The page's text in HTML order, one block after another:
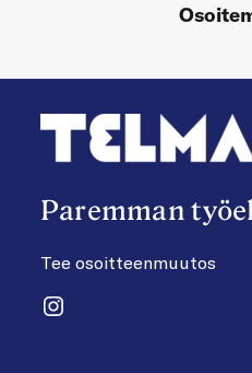
Paremman
Tee osoitteenmuutos
Instagram